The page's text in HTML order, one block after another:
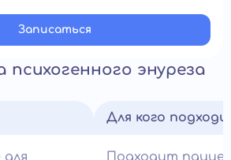
Записатьcя
энуреза
Для кого
Подходит